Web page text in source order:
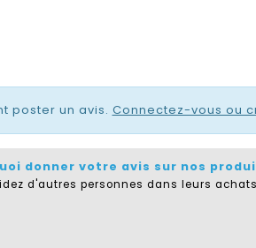
poster un avis. Connectez-vous ou
donner votre avis sur nos
d'autres personnes dans leurs